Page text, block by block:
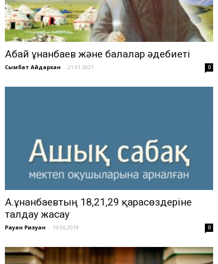
Абай Құнанбаев және балалар әдебиеті
Сымбат Айдархан - 21.01.2021 0
А.Құнанбаевтың 18,21,29 қарасөздеріне
талдау жасау
Рауан Ризуан - 19.06.2019 0